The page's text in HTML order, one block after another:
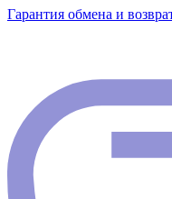
Гарантия обмена и